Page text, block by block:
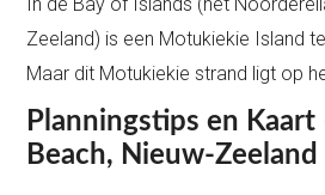
In de Bay of Islands (het
Zeeland) is een Motukiekie Island
Maar dit Motukiekie strand ligt op
Planningstips en
Beach, Nieuw-Zeeland